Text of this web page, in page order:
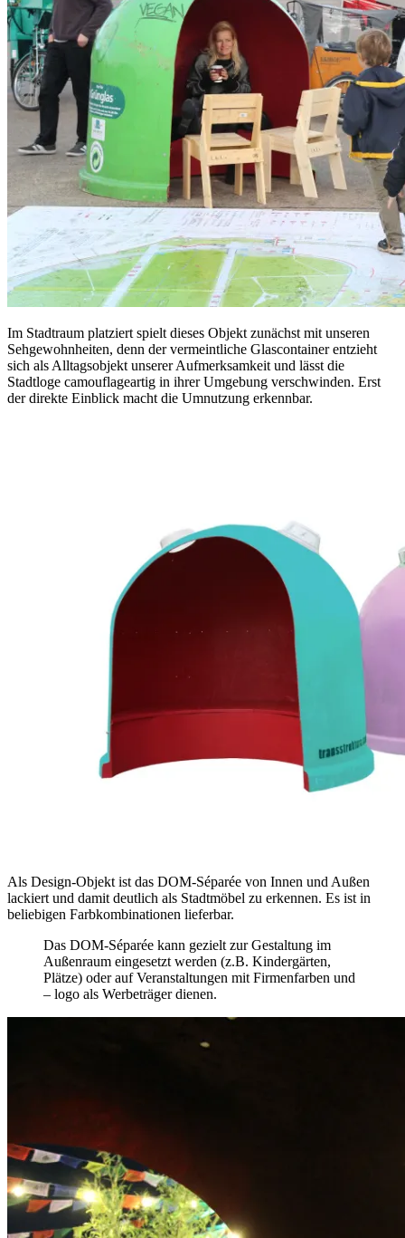
Im Stadtraum platziert spielt dieses Objekt zunächst mit unseren
Sehgewohnheiten, denn der vermeintliche Glascontainer entzieht
sich als Alltagsobjekt unserer Aufmerksamkeit und lässt die
Stadtloge camouflageartig in ihrer Umgebung verschwinden. Erst
der direkte Einblick macht die Umnutzung erkennbar.
Als Design-Objekt ist das DOM-Séparée von Innen und Außen
lackiert und damit deutlich als Stadtmöbel zu erkennen. Es ist in
beliebigen Farbkombinationen lieferbar.
Das DOM-Séparée kann gezielt zur Gestaltung im
Außenraum eingesetzt werden (z.B. Kindergärten,
Plätze) oder auf Veranstaltungen mit Firmenfarben und
– logo als Werbeträger dienen.